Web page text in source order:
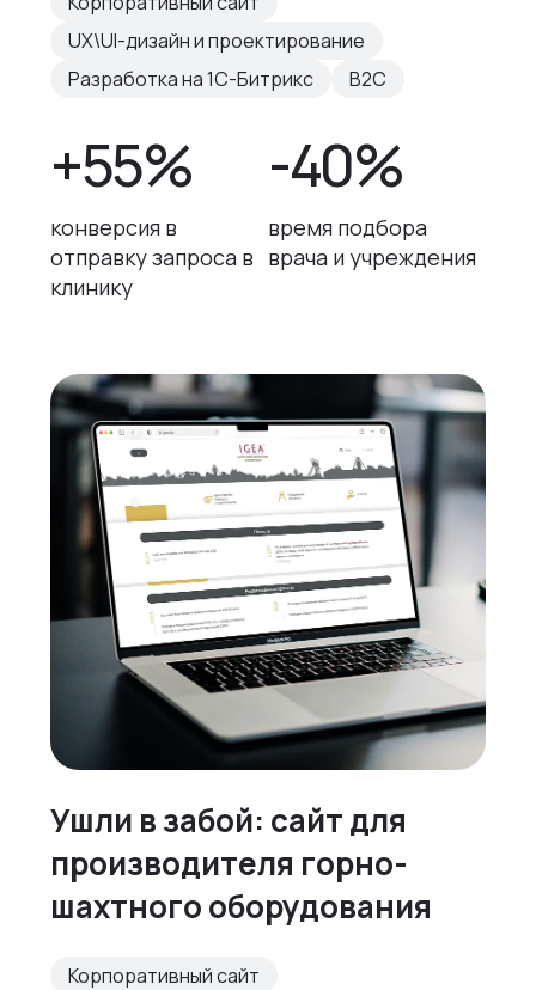
UX\UI-дизайн и проектирование
Разработка на 1С-Битрикс
B2C
+55%
конверсия в
отправку запроса в
клинику
-40%
время подбора
врача и учреждения
Ушли в забой: сайт для
производителя горно-
шахтного оборудования
Корпоративный сайт